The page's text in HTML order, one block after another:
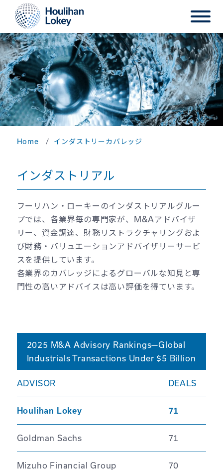
Home インダストリーカバレッジ
インダストリアル
フーリハン・ローキーのインダストリアルグルー
プでは、各業界毎の専門家が、M&Aアドバイザ
リー、資金調達、財務リストラクチャリングおよ
び財務・バリュエーションアドバイザリーサービ
スを提供しています。
各業界のカバレッジによるグローバルな知見と専
門性の高いアドバイスは高い評価を得ています。
2025 M&A Advisory Rankings—Global
Industrials Transactions Under $5 Billion
ADVISOR DEALS
Houlihan Lokey 71
Goldman Sachs 71
Mizuho Financial Group 70